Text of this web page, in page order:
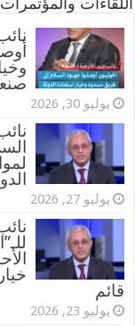
يوليو 30, 2026
يوليو 27, 2026
قائم
يوليو 23, 2026